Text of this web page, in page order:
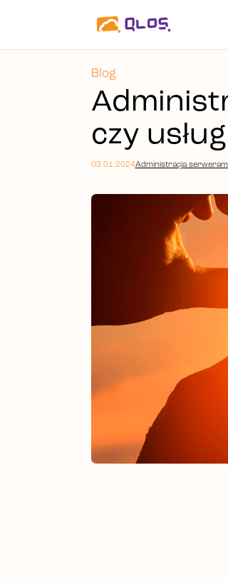
Blog
czy
03.01.2024Administracja